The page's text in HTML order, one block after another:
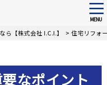
MENU
ら【株式会社 I.C.I.】 >住宅リフォ
なポイント